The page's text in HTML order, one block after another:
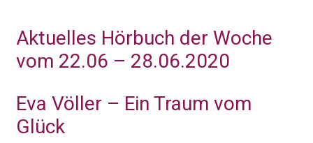
Aktuelles Hörbuch der Woche
vom 22.06 – 28.06.2020
Eva Völler – Ein Traum vom
Glück